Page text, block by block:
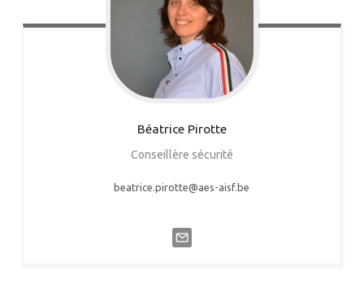
Béatrice Pirotte
Conseillère sécurité
beatrice.pirotte@aes-aisf.be